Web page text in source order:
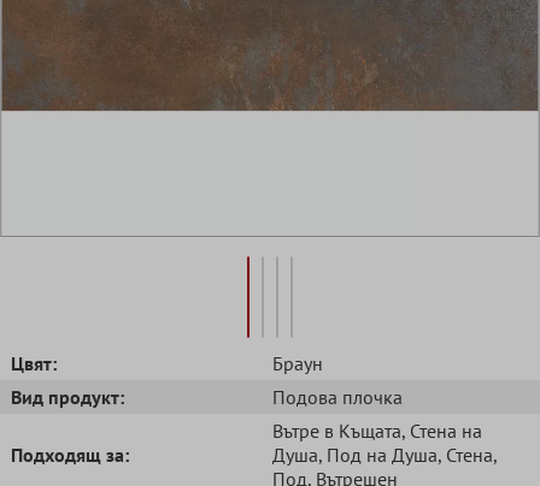
Цвят:
Браун
Вид продукт:
Подова плочка
Подходящ за:
Вътре в Къщата, Стена на
Душа, Под на Душа, Стена,
Под, Вътрешен